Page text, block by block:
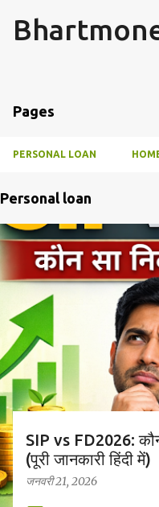
Pages
PERSONAL LOAN
दे
श
Personal loan
SIP vs FD2026:
(पूरी जानकारी हिंदी में)
जनवरी 21, 2026